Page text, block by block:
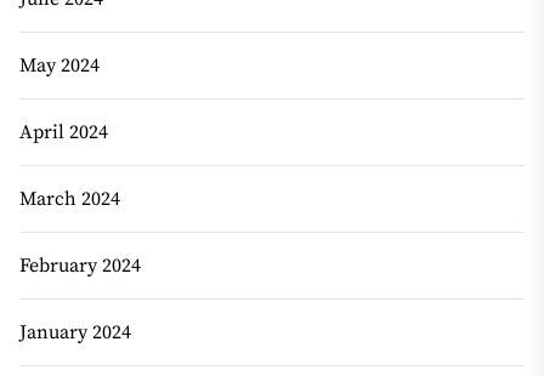
May 2024
April 2024
March 2024
February 2024
January 2024